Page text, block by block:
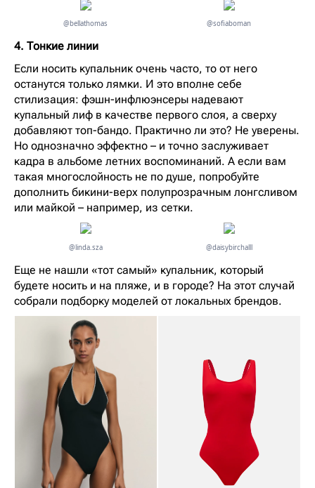
@bellathomas @sofiaboman
4. Тонкие линии
Если носить купальник очень часто, то от него
останутся только лямки. И это вполне себе
стилизация: фэшн-инфлюэнсеры надевают
купальный лиф в качестве первого слоя, а сверху
добавляют топ-бандо. Практично ли это? Не уверены.
Но однозначно эффектно – и точно заслуживает
кадра в альбоме летних воспоминаний. А если вам
такая многослойность не по душе, попробуйте
дополнить бикини-верх полупрозрачным лонгсливом
или майкой – например, из сетки.
@linda.sza @daisybirchalll
Еще не нашли «тот самый» купальник, который
будете носить и на пляже, и в городе? На этот случай
собрали подборку моделей от локальных брендов.